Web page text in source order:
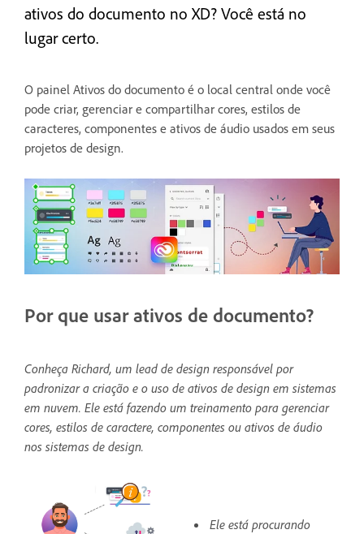
ativos do documento no XD? Você está no
lugar certo.
O painel Ativos do documento é o local central onde você
pode criar, gerenciar e compartilhar cores, estilos de
caracteres, componentes e ativos de áudio usados em seus
projetos de design.
Por que usar ativos de documento?
Conheça Richard, um lead de design responsável por
padronizar a criação e o uso de ativos de design em sistemas
em nuvem. Ele está fazendo um treinamento para gerenciar
cores, estilos de caractere, componentes ou ativos de áudio
nos sistemas de design.
Ele está procurando